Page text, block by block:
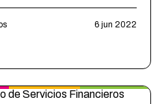
6 jun 2022